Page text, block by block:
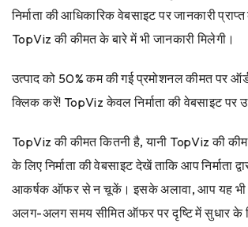
निर्माता की आधिकारिक वेबसाइट पर जानकारी
TopViz की कीमत के बारे में भी जानकारी मिलेगी।
उत्पाद को 50% कम की गई प्रमोशनल कीमत पर
क्लिक करें! TopViz केवल निर्माता की वेबसाइट पर
TopViz की कीमत कितनी है, यानी TopViz की
के लिए निर्माता की वेबसाइट देखें ताकि आप निर्माता
आकर्षक ऑफर से न चूकें। इसके अलावा, आप यह भी
अलग-अलग समय सीमित ऑफर पर दृष्टि में सुधार के